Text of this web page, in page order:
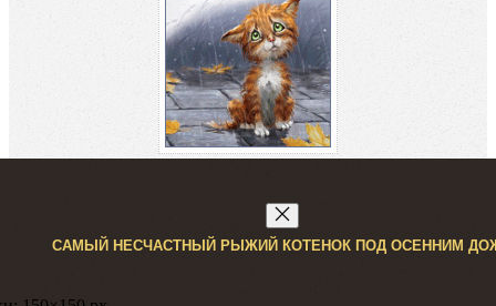
САМЫЙ НЕСЧАСТНЫЙ РЫЖИЙ КОТЕНОК ПОД ОСЕННИМ